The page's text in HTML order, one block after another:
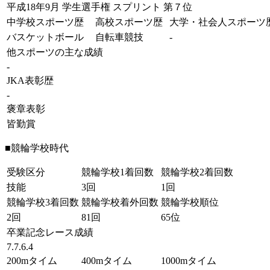
平成18年9月 学生選手権 スプリント 第７位
中学校スポーツ歴
高校スポーツ歴
大学・社会人スポーツ
バスケットボール
自転車競技
-
他スポーツの主な成績
-
JKA表彰歴
-
褒章表彰
皆勤賞
■競輪学校時代
受験区分 競輪学校1着回数
競輪学校2着回数
技能
3回
1回
競輪学校3着回数 競輪学校着外回数 競輪学校順位
2回
81回
65位
卒業記念レース成績
7.7.6.4
200mタイム
400mタイム 1000mタイム